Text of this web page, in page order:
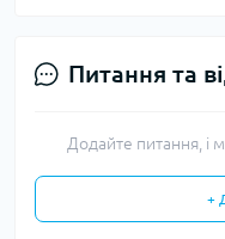
Питання та
Додайте питання, і
+